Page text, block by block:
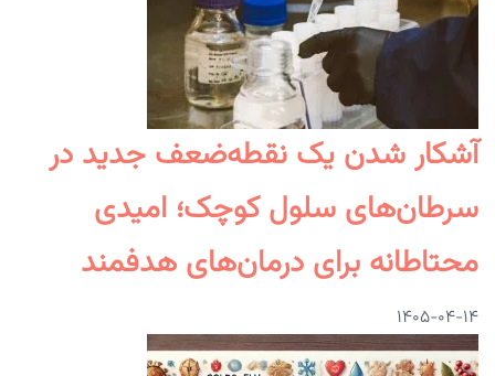
آشکار شدن یک نقطه‌ضعف جدید در
سرطان‌های سلول کوچک؛ امیدی
محتاطانه برای درمان‌های هدفمند
۱۴۰۵-۰۴-۱۴